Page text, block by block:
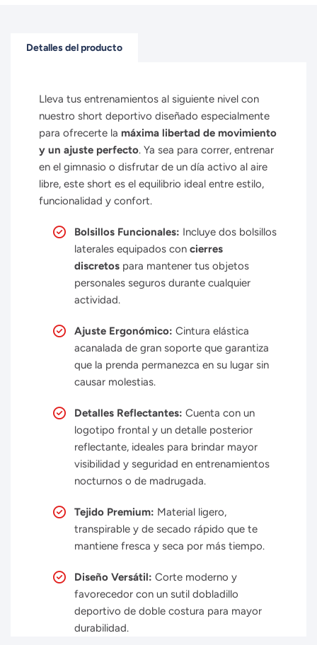
Detalles del producto
Lleva tus entrenamientos al siguiente nivel con
nuestro short deportivo diseñado especialmente
para ofrecerte la máxima libertad de movimiento
y un ajuste perfecto. Ya sea para correr, entrenar
en el gimnasio o disfrutar de un día activo al aire
libre, este short es el equilibrio ideal entre estilo,
funcionalidad y confort.
Bolsillos Funcionales: Incluye dos bolsillos
laterales equipados con cierres
discretos para mantener tus objetos
personales seguros durante cualquier
actividad.
Ajuste Ergonómico: Cintura elástica
acanalada de gran soporte que garantiza
que la prenda permanezca en su lugar sin
causar molestias.
Detalles Reflectantes: Cuenta con un
logotipo frontal y un detalle posterior
reflectante, ideales para brindar mayor
visibilidad y seguridad en entrenamientos
nocturnos o de madrugada.
Tejido Premium: Material ligero,
transpirable y de secado rápido que te
mantiene fresca y seca por más tiempo.
Diseño Versátil: Corte moderno y
favorecedor con un sutil dobladillo
deportivo de doble costura para mayor
durabilidad.